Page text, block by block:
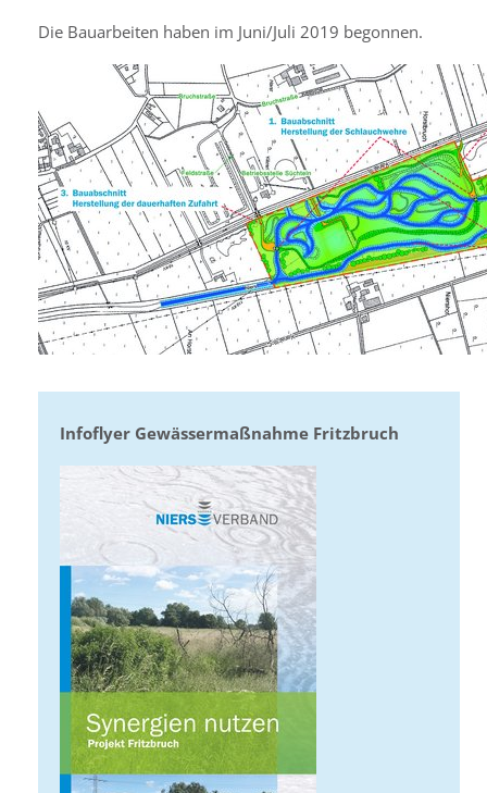
Die Bauarbeiten haben im Juni/Juli 2019 begonnen.
Infoflyer Gewässermaßnahme Fritzbruch